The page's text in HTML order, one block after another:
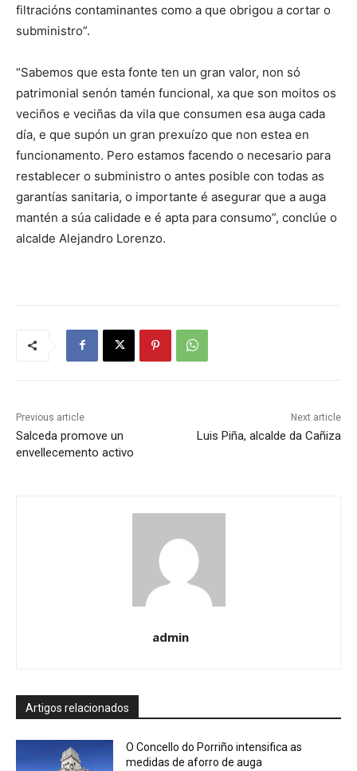
filtracións contaminantes como a que obrigou a cortar o
subministro”.
“Sabemos que esta fonte ten un gran valor, non só
patrimonial senón tamén funcional, xa que son moitos os
veciños e veciñas da vila que consumen esa auga cada
día, e que supón un gran prexuízo que non estea en
funcionamento. Pero estamos facendo o necesario para
restablecer o subministro o antes posible con todas as
garantías sanitaria, o importante é asegurar que a auga
mantén a súa calidade e é apta para consumo”, conclúe o
alcalde Alejandro Lorenzo.
Previous article
Salceda promove un
envellecemento activo
Next article
Luis Piña, alcalde da Cañiza
admin
Artigos relacionados
O Concello do Porriño intensifica as
medidas de aforro de auga